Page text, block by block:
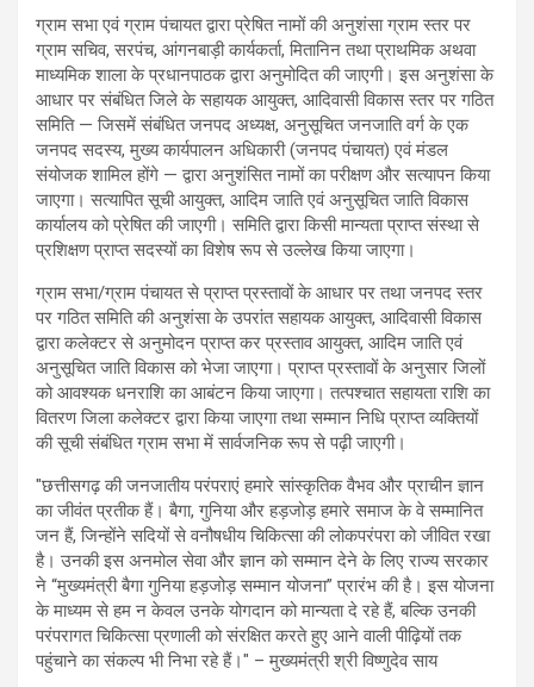
ग्राम सभा एवं ग्राम पंचायत द्वारा प्रेषित नामों की अनुशंसा ग्राम स्तर पर
ग्राम सचिव, सरपंच, आंगनबाड़ी कार्यकर्ता, मितानिन तथा प्राथमिक अथवा
माध्यमिक शाला के प्रधानपाठक द्वारा अनुमोदित की जाएगी। इस अनुशंसा के
आधार पर संबंधित जिले के सहायक आयुक्त, आदिवासी विकास स्तर पर गठित
समिति — जिसमें संबंधित जनपद अध्यक्ष, अनुसूचित जनजाति वर्ग के एक
जनपद सदस्य, मुख्य कार्यपालन अधिकारी (जनपद पंचायत) एवं मंडल
संयोजक शामिल होंगे — द्वारा अनुशंसित नामों का परीक्षण और सत्यापन किया
जाएगा। सत्यापित सूची आयुक्त, आदिम जाति एवं अनुसूचित जाति विकास
कार्यालय को प्रेषित की जाएगी। समिति द्वारा किसी मान्यता प्राप्त संस्था से
प्रशिक्षण प्राप्त सदस्यों का विशेष रूप से उल्लेख किया जाएगा।
ग्राम सभा/ग्राम पंचायत से प्राप्त प्रस्तावों के आधार पर तथा जनपद स्तर
पर गठित समिति की अनुशंसा के उपरांत सहायक आयुक्त, आदिवासी विकास
द्वारा कलेक्टर से अनुमोदन प्राप्त कर प्रस्ताव आयुक्त, आदिम जाति एवं
अनुसूचित जाति विकास को भेजा जाएगा। प्राप्त प्रस्तावों के अनुसार जिलों
को आवश्यक धनराशि का आबंटन किया जाएगा। तत्पश्चात सहायता राशि का
वितरण जिला कलेक्टर द्वारा किया जाएगा तथा सम्मान निधि प्राप्त व्यक्तियों
की सूची संबंधित ग्राम सभा में सार्वजनिक रूप से पढ़ी जाएगी।
"छत्तीसगढ़ की जनजातीय परंपराएं हमारे सांस्कृतिक वैभव और प्राचीन ज्ञान
का जीवंत प्रतीक हैं। बैगा, गुनिया और हड़जोड़ हमारे समाज के वे सम्मानित
जन हैं, जिन्होंने सदियों से वनौषधीय चिकित्सा की लोकपरंपरा को जीवित रखा
है। उनकी इस अनमोल सेवा और ज्ञान को सम्मान देने के लिए राज्य सरकार
ने “मुख्यमंत्री बैगा गुनिया हड़जोड़ सम्मान योजना” प्रारंभ की है। इस योजना
के माध्यम से हम न केवल उनके योगदान को मान्यता दे रहे हैं, बल्कि उनकी
परंपरागत चिकित्सा प्रणाली को संरक्षित करते हुए आने वाली पीढ़ियों तक
पहुंचाने का संकल्प भी निभा रहे हैं।" – मुख्यमंत्री श्री विष्णुदेव साय